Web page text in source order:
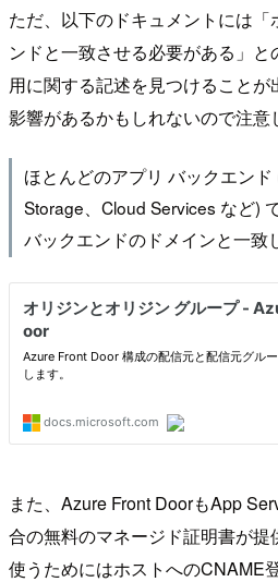
ただ、以下のドキュメントには
ンドと一致させる必要がある」
用に関する記述を見つけること
影響があるかもしれないので注意
ほとんどのアプリ バックエン
Storage、Cloud Services など)
バックエンドのドメインと一致
また、Azure Front DoorもApp
合の無料のマネージド証明書が
使うためにはホストへのCNAME